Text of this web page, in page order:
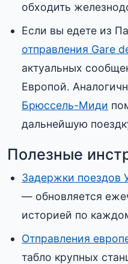
обходить
Если вы едете из
отправления Gare
актуальных
Европой.
Брюссель-Миди
дальнейшую
Полезные
Задержки поездов
— обновляется
историей по
Отправления
табло крупных